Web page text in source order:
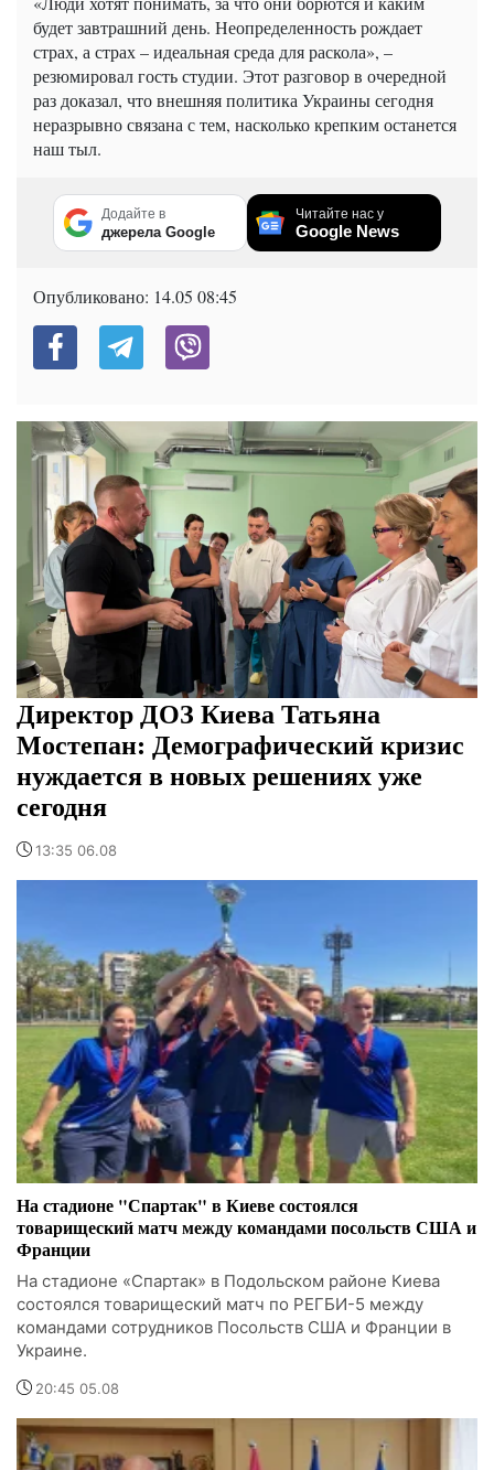
будет завтрашний день. Неопределенность рождает
страх, а страх – идеальная среда для раскола», –
резюмировал гость студии. Этот разговор в очередной
раз доказал, что внешняя политика Украины сегодня
неразрывно связана с тем, насколько крепким останется
наш тыл.
Додайте в
джерела Google
Читайте нас у
Google News
Опубликовано: 14.05 08:45
Директор ДОЗ Киева Татьяна
Мостепан: Демографический кризис
нуждается в новых решениях уже
сегодня
13:35 06.08
На стадионе "Спартак" в Киеве состоялся
товарищеский матч между командами посольств США и
Франции
На стадионе «Спартак» в Подольском районе Киева
состоялся товарищеский матч по РЕГБИ-5 между
командами сотрудников Посольств США и Франции в
Украине.
20:45 05.08